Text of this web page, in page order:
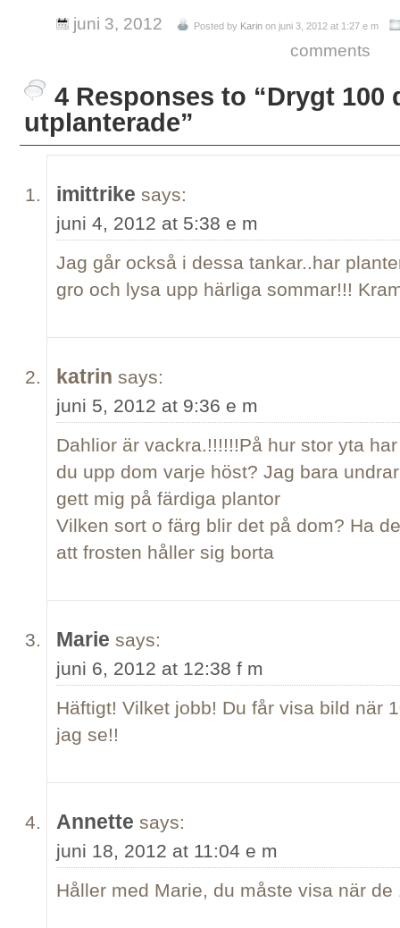
juni 3, 2012 Posted by Karin on juni 3, 2012 at 1:27 e m
comments
4 Responses to “Drygt 100
utplanterade”
imittrike says:
juni 4, 2012 at 5:38 e m
Jag går också i dessa tankar..har
gro och lysa upp härliga sommar!!!
katrin says:
juni 5, 2012 at 9:36 e m
Dahlior är vackra.!!!!!!På hur stor yta
du upp dom varje höst? Jag bara
gett mig på färdiga plantor
Vilken sort o färg blir det på dom? Ha
att frosten håller sig borta
Marie says:
juni 6, 2012 at 12:38 f m
Häftigt! Vilket jobb! Du får visa bild när
jag se!!
Annette says:
juni 18, 2012 at 11:04 e m
Håller med Marie, du måste visa när